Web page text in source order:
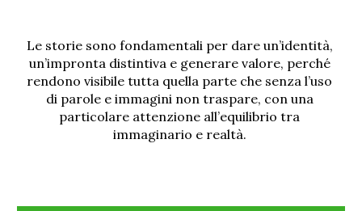
Le storie sono fondamentali per dare un’identità,
un’impronta distintiva e generare valore, perché
rendono visibile tutta quella parte che senza l’uso
di parole e immagini non traspare, con una
particolare attenzione all’equilibrio tra
immaginario e realtà.